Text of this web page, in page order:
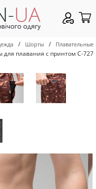
/ Шорты / Плавательные
плавания с принтом С-727